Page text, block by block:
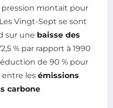
pression montait pour
Vingt-Sept se sont
sur une baisse des
% par rapport à 1990
de 90 % pour
entre les émissions
carbone